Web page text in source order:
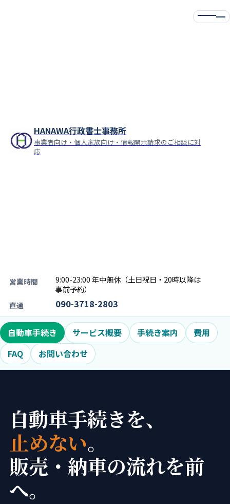
HANAWA行政書士事務所
事業者向け・個人家族向け・情報開示請求のご相談に対
応
営業時間
9:00-23:00 年中無休（土日祝日・20時以降は
事前予約）
直通 090-3718-2803
自動車手続き サービス概要 手続き案内
費用
FAQ
お問い合わせ
自動車手続きを、
止めない。
販売・納車の流れを前
へ。